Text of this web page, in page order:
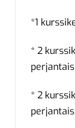
*1
* 2
* 2